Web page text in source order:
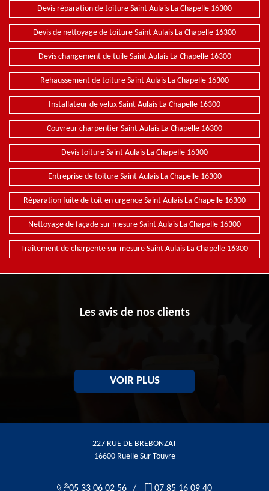
Devis réparation de toiture Saint Aulais La Chapelle 16300
Devis de nettoyage de toiture Saint Aulais La Chapelle 16300
Devis changement de tuile Saint Aulais La Chapelle 16300
Rehaussement de toiture Saint Aulais La Chapelle 16300
Installateur de velux Saint Aulais La Chapelle 16300
Couvreur charpentier Saint Aulais La Chapelle 16300
Devis toiture Saint Aulais La Chapelle 16300
Entreprise de toiture Saint Aulais La Chapelle 16300
Réparation fuite de toit en urgence Saint Aulais La Chapelle 16300
Nettoyage de façade sur mesure Saint Aulais La Chapelle 16300
Traitement de charpente sur mesure Saint Aulais La Chapelle 16300
Les avis de nos clients
VOIR PLUS
227 RUE DE BREBONZAT
16600 Ruelle Sur Touvre
05 33 06 02 56 / 07 85 16 09 40